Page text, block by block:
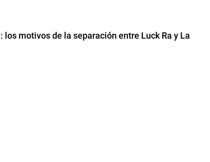
motivos de la separación entre Luck Ra y La